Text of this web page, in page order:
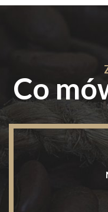
Co